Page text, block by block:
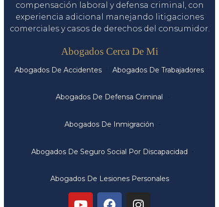
compensación laboral y defensa criminal, con
experiencia adicional manejando litigaciones
comerciales y casos de derechos del consumidor.
Abogados Cerca De Mi
Abogados De Accidentes Abogados De Trabajadores
Abogados De Defensa Criminal
Abogados De Inmigración
Abogados De Seguro Social Por Discapacidad
Abogados De Lesiones Personales